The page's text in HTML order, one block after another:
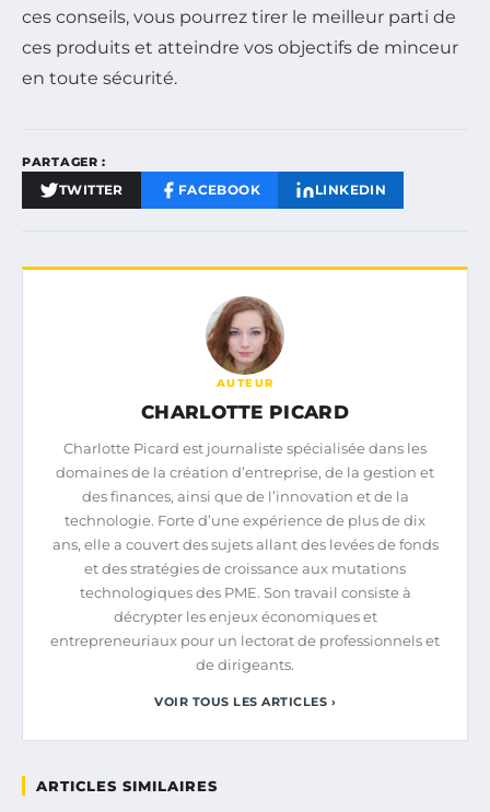
ces conseils, vous pourrez tirer le meilleur parti de
ces produits et atteindre vos objectifs de minceur
en toute sécurité.
PARTAGER :
TWITTER FACEBOOK LINKEDIN
AUTEUR
CHARLOTTE PICARD
Charlotte Picard est journaliste spécialisée dans les
domaines de la création d’entreprise, de la gestion et
des finances, ainsi que de l’innovation et de la
technologie. Forte d’une expérience de plus de dix
ans, elle a couvert des sujets allant des levées de fonds
et des stratégies de croissance aux mutations
technologiques des PME. Son travail consiste à
décrypter les enjeux économiques et
entrepreneuriaux pour un lectorat de professionnels et
de dirigeants.
VOIR TOUS LES ARTICLES ›
ARTICLES SIMILAIRES